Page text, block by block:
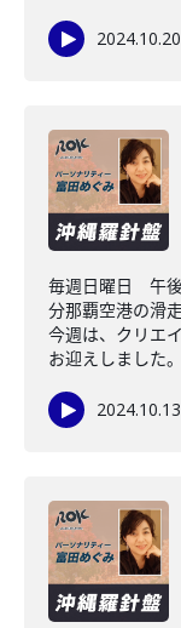
2024.10.20
毎週日曜日 午
分那覇空港の滑
今週は、クリエ
お迎えしました
2024.10.13